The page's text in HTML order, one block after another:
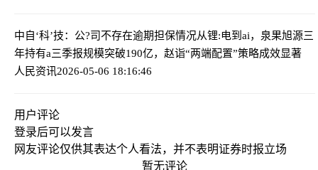
中自‘科’技：公?司不存在逾期担保情况从锂:电到ai，泉果旭源三
年持有a三季报规模突破190亿，赵诣“两端配置”策略成效显著
人民资讯2026-05-06 18:16:46
用户评论
登录后可以发言
网友评论仅供其表达个人看法，并不表明证券时报立场
暂无评论